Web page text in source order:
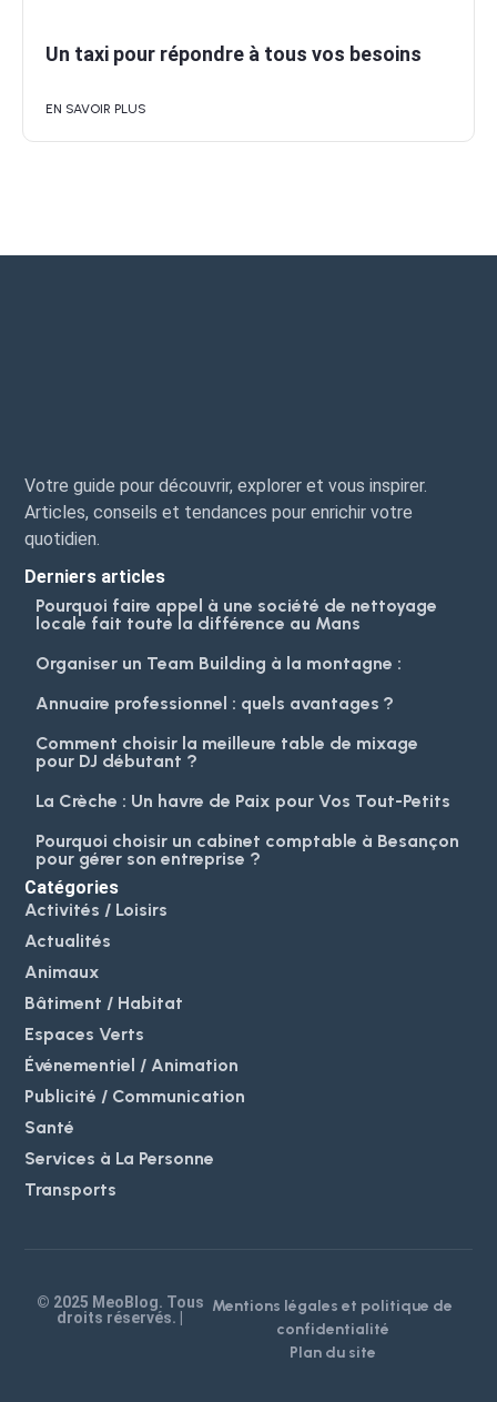
Un taxi pour répondre à tous vos besoins
EN SAVOIR PLUS
Votre guide pour découvrir, explorer et vous inspirer.
Articles, conseils et tendances pour enrichir votre
quotidien.
Derniers articles
Pourquoi faire appel à une société de nettoyage
locale fait toute la différence au Mans
Organiser un Team Building à la montagne :
Annuaire professionnel : quels avantages ?
Comment choisir la meilleure table de mixage
pour DJ débutant ?
La Crèche : Un havre de Paix pour Vos Tout-Petits
Pourquoi choisir un cabinet comptable à Besançon
pour gérer son entreprise ?
Catégories
Activités / Loisirs
Actualités
Animaux
Bâtiment / Habitat
Espaces Verts
Événementiel / Animation
Publicité / Communication
Santé
Services à La Personne
Transports
© 2025 MeoBlog. Tous
droits réservés. |
Mentions légales et politique de
confidentialité
Plan du site